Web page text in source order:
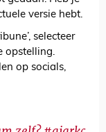
versie hebt.
selecteer
opstelling.
op socials,